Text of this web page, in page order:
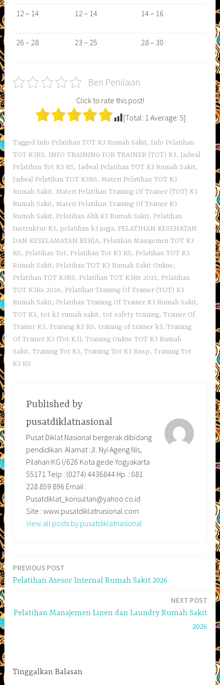
12 – 14 12 – 14 14 – 16
26 – 28 23 – 25 28 – 30
Beri Penilaian
Click to rate this post!
[Total: 1 Average: 5]
Tagged Info Pelatihan TOT K3 Rumah Sakit, Info Pelatihan
TOT K3RS, INFO TRAINING FOR TRAINER (TOT) K3, Jadwal
Pelatihan Tot K3 RS, Jadwal Pelatihan TOT K3 Rumah Sakit,
Jadwal Pelatihan TOT K3RS,Materi Pelatihan TOT K3
Rumah Sakit,Materi Pelatihan Training Of Trainer (TOT) K3
Rumah Sakit,Materi Pelatihan Training Of Trainer K3
Rumah Sakit, Pelatihan Ahli K3 Rumah Sakit, Pelatihan
Instruktur K3, pelatihan k3 jogja, PELATIHAN KESEHATAN
DAN KESELAMATAN KERJA, Pelatihan Manajemen TOT K3
RS, Pelatihan Tot, Pelatihan Tot K3 RS, Pelatihan TOT K3
Rumah Sakit, Pelatihan TOT K3 Rumah Sakit Online,
Pelatihan TOT K3RS, Pelatihan TOT K3Rs 2025, Pelatihan
TOT K3Rs 2026, Pelatihan Training Of Trainer (TOT) K3
Rumah Sakit, Pelatihan Training Of Trainer K3 Rumah Sakit,
TOT K3, tot k3 rumah sakit, tot safety training,Trainer Of
Trainer K3,Training K3 RS, training of trainer k3,Training
Of Trainer K3 (Tot K3),Training Online TOT K3 Rumah
Sakit,Training Tot K3,Training Tot K3 Bnsp,Training Tot
K3 RS
Published by
pusatdiklatnasional
Pusat Diklat Nasional bergerak dibidang
pendidikan. Alamat :Jl. Nyi Ageng Nis,
Pilahan KG I/626 Kota gede Yogyakarta
55171 Telp : (0274) 4436844 Hp. : 081
228 859 896 Email :
Pusatdiklat_konsultan@yahoo.co.id
Site : www.pusatdiklatnasional.com
View all posts by pusatdiklatnasional
Navigasi
PREVIOUS POST
Pelatihan Asesor Internal Rumah Sakit 2026
NEXT POST
Pelatihan Manajemen Linen dan Laundry Rumah Sakit
2026
Tinggalkan Balasan